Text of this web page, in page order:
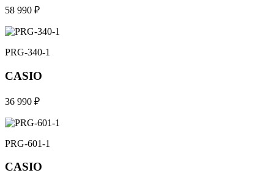
58 990 ₽
PRG-340-1
CASIO
36 990 ₽
PRG-601-1
CASIO